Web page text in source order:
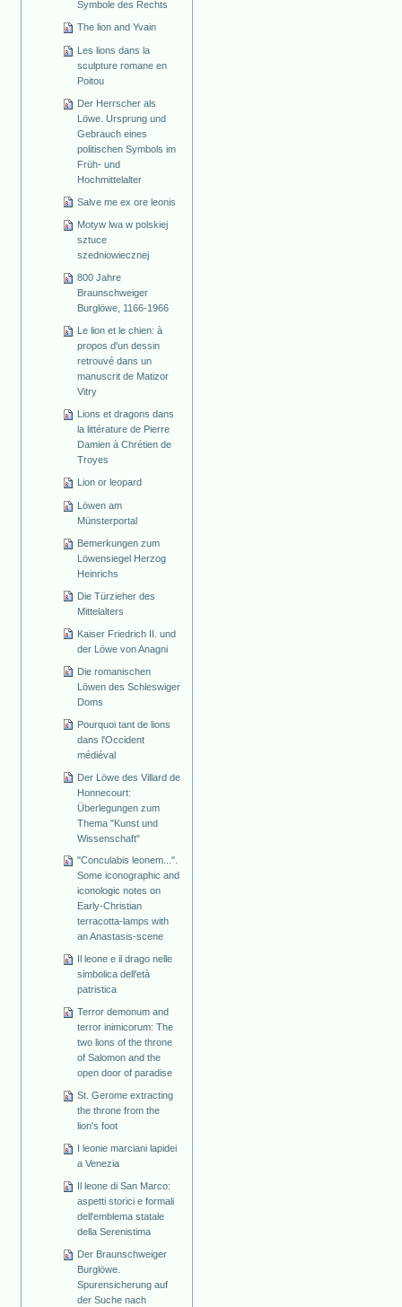
Symbole des Rechts
The lion and Yvain
Les lions dans la
sculpture romane en
Poitou
Der Herrscher als
Löwe. Ursprung und
Gebrauch eines
politischen Symbols im
Früh- und
Hochmittelalter
Salve me ex ore leonis
Motyw lwa w polskiej
sztuce
szedniowiecznej
800 Jahre
Braunschweiger
Burglöwe, 1166-1966
Le lion et le chien: à
propos d'un dessin
retrouvé dans un
manuscrit de Matizor
Vitry
Lions et dragons dans
la littérature de Pierre
Damien à Chrétien de
Troyes
Lion or leopard
Löwen am
Münsterportal
Bemerkungen zum
Löwensiegel Herzog
Heinrichs
Die Türzieher des
Mittelalters
Kaiser Friedrich II. und
der Löwe von Anagni
Die romanischen
Löwen des Schleswiger
Doms
Pourquoi tant de lions
dans l'Occident
médiéval
Der Löwe des Villard de
Honnecourt:
Überlegungen zum
Thema "Kunst und
Wissenschaft"
"Conculabis leonem...".
Some iconographic and
iconologic notes on
Early-Christian
terracotta-lamps with
an Anastasis-scene
Il leone e il drago nelle
simbolica dell'età
patristica
Terror demonum and
terror inimicorum: The
two lions of the throne
of Salomon and the
open door of paradise
St. Gerome extracting
the throne from the
lion's foot
I leonie marciani lapidei
a Venezia
Il leone di San Marco:
aspetti storici e formali
dell'emblema statale
della Serenistima
Der Braunschweiger
Burglöwe.
Spurensicherung auf
der Suche nach